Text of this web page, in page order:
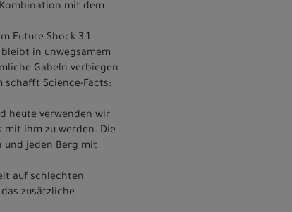
mit dem
Future Shock 3.1
in unwegsamem
Gabeln verbiegen
schafft Science-Facts:
heute verwenden wir
mit ihm zu werden. Die
und jeden Berg mit
auf schlechten
zusätzliche